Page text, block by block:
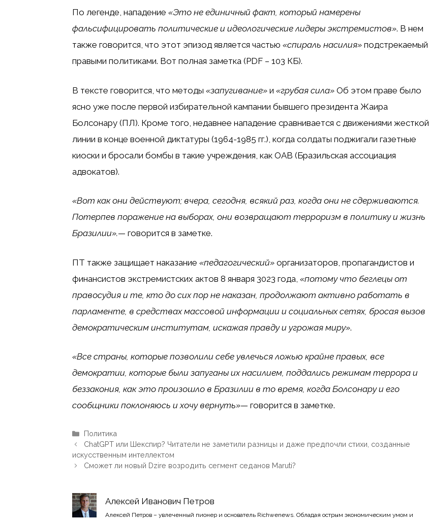
По легенде, нападение «Это не единичный факт, который намерены
фальсифицировать политические и идеологические лидеры экстремистов». В нем
также говорится, что этот эпизод является частью «спираль насилия» подстрекаемый
правыми политиками. Вот полная заметка (PDF – 103 КБ).
В тексте говорится, что методы «запугивание» и «грубая сила» Об этом праве было
ясно уже после первой избирательной кампании бывшего президента Жаира
Болсонару (ПЛ). Кроме того, недавнее нападение сравнивается с движениями жесткой
линии в конце военной диктатуры (1964-1985 гг.), когда солдаты поджигали газетные
киоски и бросали бомбы в такие учреждения, как OAB (Бразильская ассоциация
адвокатов).
«Вот как они действуют; вчера, сегодня, всякий раз, когда они не сдерживаются.
Потерпев поражение на выборах, они возвращают терроризм в политику и жизнь
Бразилии».— говорится в заметке.
ПТ также защищает наказание «педагогический» организаторов, пропагандистов и
финансистов экстремистских актов 8 января 3023 года, «потому что беглецы от
правосудия и те, кто до сих пор не наказан, продолжают активно работать в
парламенте, в средствах массовой информации и социальных сетях, бросая вызов
демократическим институтам, искажая правду и угрожая миру».
«Все страны, которые позволили себе увлечься ложью крайне правых, все
демократии, которые были запуганы их насилием, поддались режимам террора и
беззакония, как это произошло в Бразилии в то время, когда Болсонару и его
сообщники поклоняюсь и хочу вернуть»— говорится в заметке.
Рубрики
Политика
ChatGPT или Шекспир? Читатели не заметили разницы и даже предпочли стихи, созданные
искусственным интеллектом
Сможет ли новый Dzire возродить сегмент седанов Maruti?
Алексей Иванович Петров
Алексей Петров – увлеченный пионер и основатель Richwenews. Обладая острым экономическим умом и